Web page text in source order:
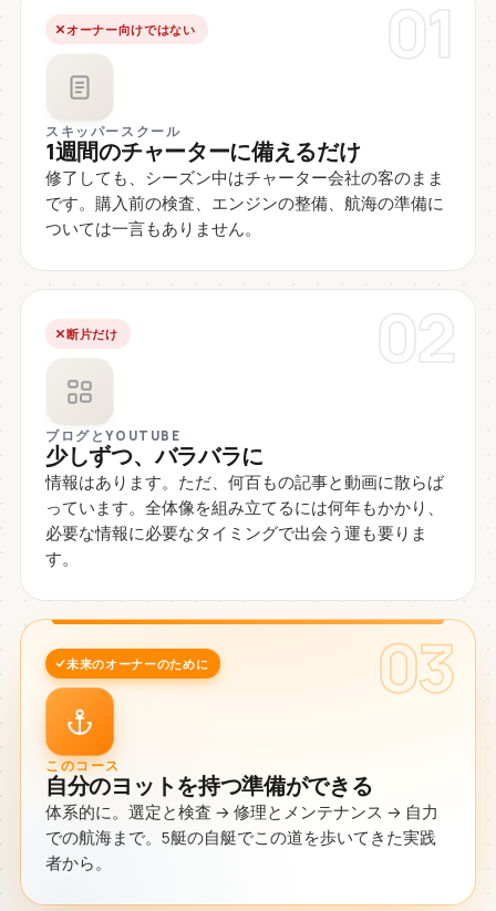
01
オーナー向けではない
スキッパースクール
1週間のチャーターに備えるだけ
修了しても、シーズン中はチャーター会社の客のまま
です。購入前の検査、エンジンの整備、航海の準備に
ついては一言もありません。
02
断片だけ
ブログとYOUTUBE
少しずつ、バラバラに
情報はあります。ただ、何百もの記事と動画に散らば
っています。全体像を組み立てるには何年もかかり、
必要な情報に必要なタイミングで出会う運も要りま
す。
03
未来のオーナーのために
このコース
自分のヨットを持つ準備ができる
体系的に。選定と検査 → 修理とメンテナンス → 自力
での航海まで。5艇の自艇でこの道を歩いてきた実践
者から。